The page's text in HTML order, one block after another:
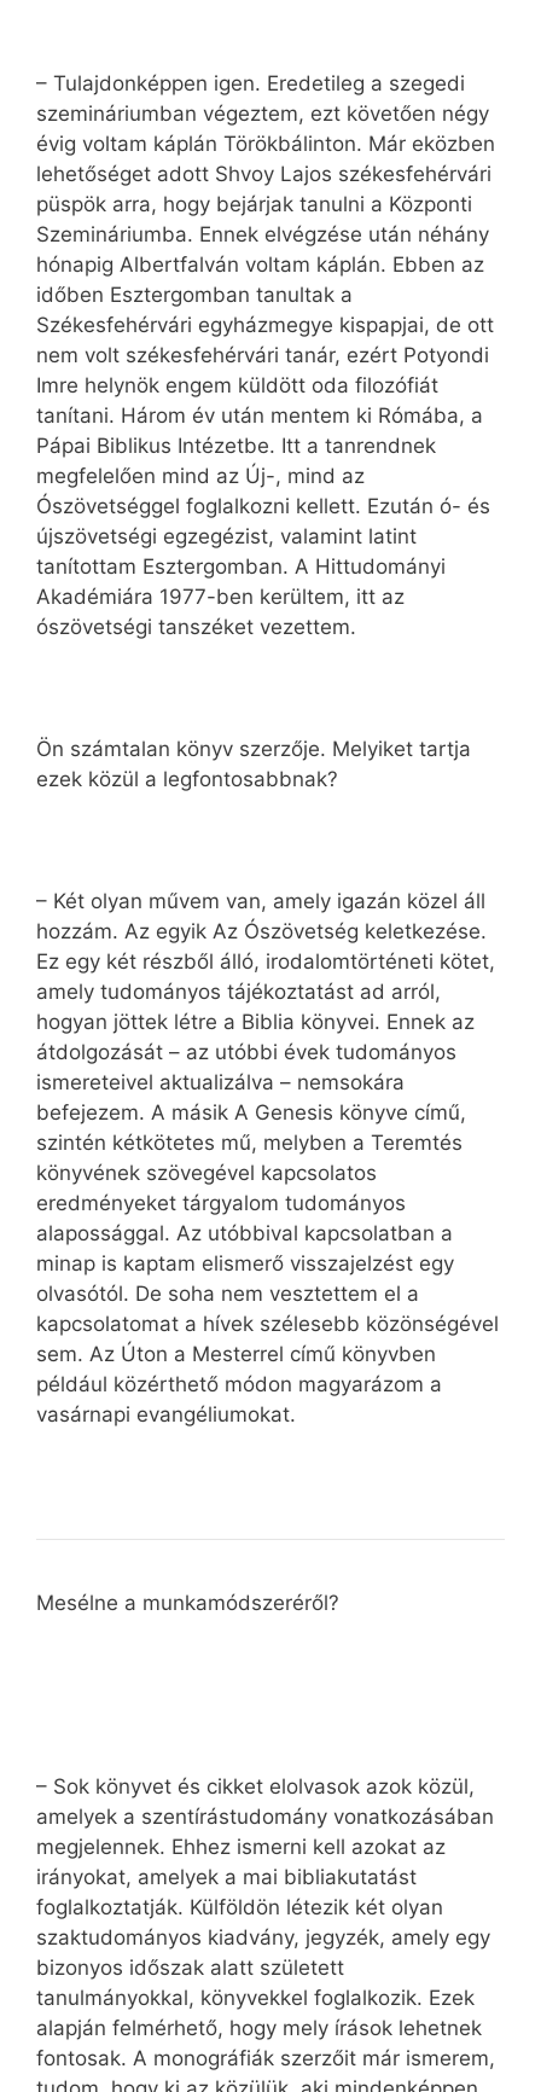
– Tulajdonképpen igen. Eredetileg a szegedi
szemináriumban végeztem, ezt követően négy
évig voltam káplán Törökbálinton. Már eközben
lehetőséget adott Shvoy Lajos székesfehérvári
püspök arra, hogy bejárjak tanulni a Központi
Szemináriumba. Ennek elvégzése után néhány
hónapig Albertfalván voltam káplán. Ebben az
időben Esztergomban tanultak a
Székesfehérvári egyházmegye kispapjai, de ott
nem volt székesfehérvári tanár, ezért Potyondi
Imre helynök engem küldött oda filozófiát
tanítani. Három év után mentem ki Rómába, a
Pápai Biblikus Intézetbe. Itt a tanrendnek
megfelelően mind az Új-, mind az
Ószövetséggel foglalkozni kellett. Ezután ó- és
újszövetségi egzegézist, valamint latint
tanítottam Esztergomban. A Hittudományi
Akadémiára 1977-ben kerültem, itt az
ószövetségi tanszéket vezettem.
Ön számtalan könyv szerzője. Melyiket tartja
ezek közül a legfontosabbnak?
– Két olyan művem van, amely igazán közel áll
hozzám. Az egyik Az Ószövetség keletkezése.
Ez egy két részből álló, irodalomtörténeti kötet,
amely tudományos tájékoztatást ad arról,
hogyan jöttek létre a Biblia könyvei. Ennek az
átdolgozását – az utóbbi évek tudományos
ismereteivel aktualizálva – nemsokára
befejezem. A másik A Genesis könyve című,
szintén kétkötetes mű, melyben a Teremtés
könyvének szövegével kapcsolatos
eredményeket tárgyalom tudományos
alapossággal. Az utóbbival kapcsolatban a
minap is kaptam elismerő visszajelzést egy
olvasótól. De soha nem vesztettem el a
kapcsolatomat a hívek szélesebb közönségével
sem. Az Úton a Mesterrel című könyvben
például közérthető módon magyarázom a
vasárnapi evangéliumokat.
Mesélne a munkamódszeréről?
– Sok könyvet és cikket elolvasok azok közül,
amelyek a szentírástudomány vonatkozásában
megjelennek. Ehhez ismerni kell azokat az
irányokat, amelyek a mai bibliakutatást
foglalkoztatják. Külföldön létezik két olyan
szaktudományos kiadvány, jegyzék, amely egy
bizonyos időszak alatt született
tanulmányokkal, könyvekkel foglalkozik. Ezek
alapján felmérhető, hogy mely írások lehetnek
fontosak. A monográfiák szerzőit már ismerem,